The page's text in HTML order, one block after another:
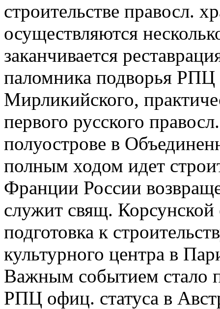
строительстве правосл.
осуществляются
заканчивается
паломника подворья
Мирликийского,
первого русского
полуострове в
полным ходом идет
Франции России
служит свящ.
подготовка к
культурного центра в
Важным событием стало
РПЦ офиц. статуса в